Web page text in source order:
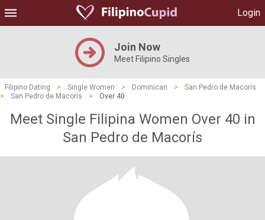
Login
Join Now
Meet Filipino Singles
Filipino Dating > Single Women > Dominican >
San Pedro de Macorís
>
San Pedro de Macorís > Over 40
Meet Single Filipina Women Over 40 in
San Pedro de Macorís